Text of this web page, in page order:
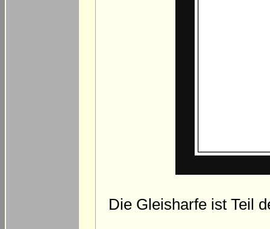
Die Gleisharfe ist Teil